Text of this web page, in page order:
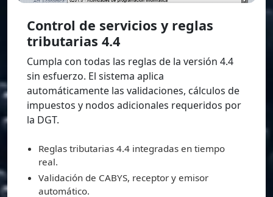
Control de servicios y reglas
tributarias 4.4
Cumpla con todas las reglas de la versión 4.4
sin esfuerzo. El sistema aplica
automáticamente las validaciones, cálculos de
impuestos y nodos adicionales requeridos por
la DGT.
Reglas tributarias 4.4 integradas en tiempo
real.
Validación de CABYS, receptor y emisor
automático.